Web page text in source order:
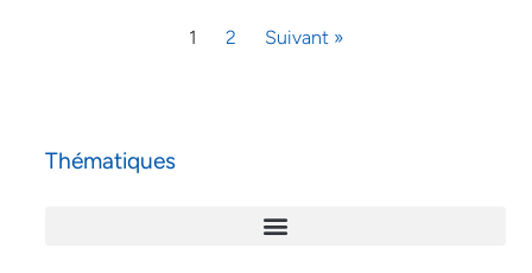
1 2 Suivant »
Thématiques